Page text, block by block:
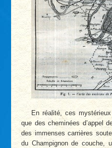
En réalité, ces
que des cheminées d’appel
des immenses carrières
du Champignon de couche,